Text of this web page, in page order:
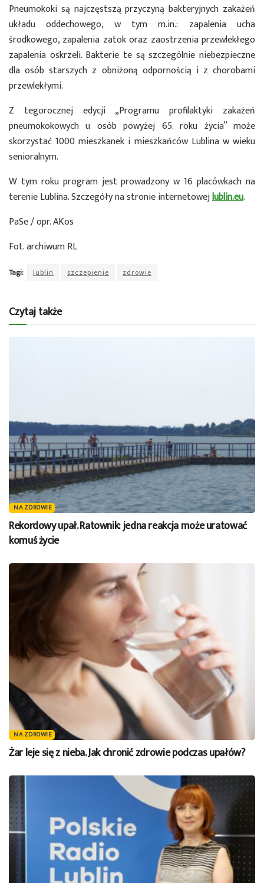
Pneumokoki są najczęstszą przyczyną bakteryjnych zakażeń
układu oddechowego, w tym m.in.: zapalenia ucha
środkowego, zapalenia zatok oraz zaostrzenia przewlekłego
zapalenia oskrzeli. Bakterie te są szczególnie niebezpieczne
dla osób starszych z obniżoną odpornością i z chorobami
przewlekłymi.
Z tegorocznej edycji „Programu profilaktyki zakażeń
pneumokokowych u osób powyżej 65. roku życia” może
skorzystać 1000 mieszkanek i mieszkańców Lublina w wieku
senioralnym.
W tym roku program jest prowadzony w 16 placówkach na
terenie Lublina. Szczegóły na stronie internetowejlublin.eu.
PaSe / opr. AKos
Fot. archiwum RL
Tagi: lublin szczepienie zdrowie
Czytaj także
NA ZDROWIE
Rekordowy upał. Ratownik: jedna reakcja może uratować
komuś życie
NA ZDROWIE
Żar leje się z nieba. Jak chronić zdrowie podczas upałów?